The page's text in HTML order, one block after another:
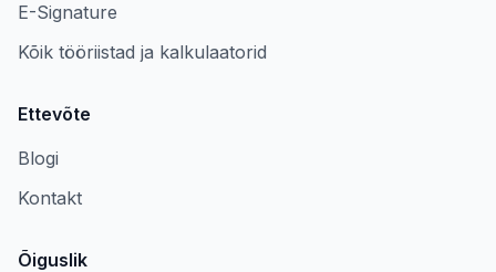
E-Signature
Kõik tööriistad ja kalkulaatorid
Ettevõte
Blogi
Kontakt
Õiguslik